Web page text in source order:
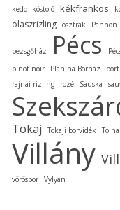
keddi kóstoló kékfrankos
olaszrizling osztrák Pannon
pezsgőház Pécs
pinot noir Planina Borház
rajnai rizling
rozé Sauska
Tokaj Tokaji borvidék Tolna
Villány
vörösbor Vylyan